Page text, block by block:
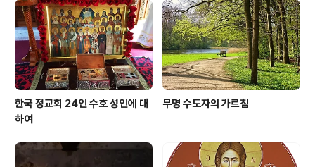
음보다 일반 학문을 더 중요시했다거나 믿음에 대한 지식
을 소홀히 했다고 생각해서는 안 된다. 도리어 여러 가지 학
문적인 지식을 많이 쌓아 그 지식..
한국 정교회 24인 수호 성인에 대
하여
무명 수도자의 가르침